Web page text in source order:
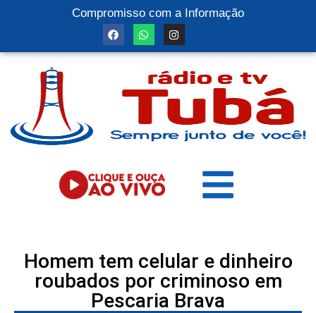
Compromisso com a Informação
Homem tem celular e dinheiro
roubados por criminoso em
Pescaria Brava